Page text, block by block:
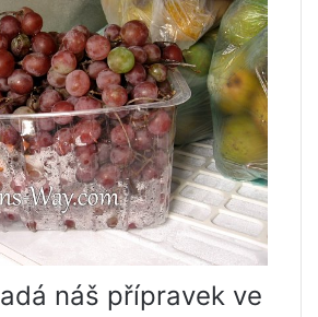
náš přípravek ve